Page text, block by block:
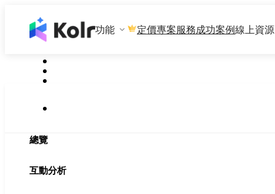
功能 定價專案服務成功案例線上資源
總覽
互動分析